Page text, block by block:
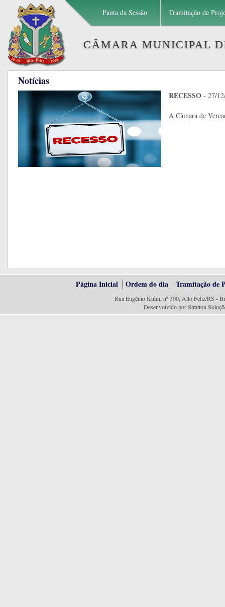
Pauta da Sessão Tramitação de
CÂMARA MUNICIPAL
Notícias
RECESSO - 27/
A Câmara de
Página Inicial Ordem do dia Tramitação de
Rua Eugênio Kuhn, nº 300, Alto Feliz/RS -
Desenvolvido por Stratton